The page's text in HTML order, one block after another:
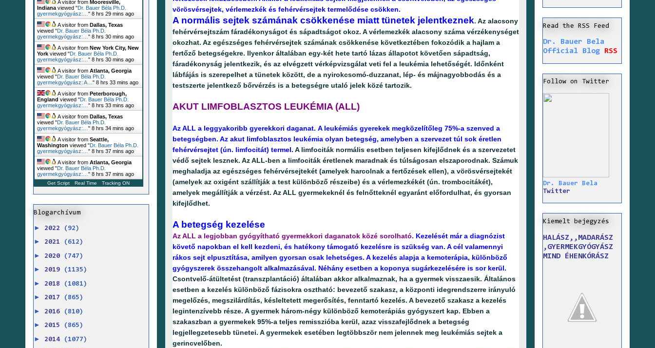
vörösvérsejtek, vérlemezkék és fehérvérsejtek termelődése csökken.
A normális sejtek számának csökkenése miatt tünetek jelentkeznek. Az alacsony
fehérvérsejtszám fáradékonyságot és sápadtságot okoz. A vérlemezkék alacsony száma vérzékenységet
okozhat. Az egészséges fehérvérsejtek számának csökkenése következtében fokozódik a hajlam a
fertőző betegségekre. Ilyenkor általában egy-két hete tartó lázas állapotot követően sápadtság,
fáradékonyság jelentkezik, és az elvégzett vérképvizsgálat veti fel a leukémia lehetőségét. Időnként
lábfájás is szerepelhet a tünetek között, de a nyirokcsomó-duzzanat, lép- és májnagyobbodás és a
testszerte jelentkező bőrvérzés is a betegségre utaló jelek közé tartozik.
AKUT LIMFOBLASZTOS LEUKÉMIA (ALL)
Az ALL a leggyakoribb gyerekkori daganat. A leukémiás gyerekek megközelítőleg 75%-a szenved a
betegségben. Az akut limfoblasztos leukémia olyan betegség, amelyben a szervezet túl sok éretlen
fehérvérsejtet (ún. limfocitát) termel. A limfociták normális esetben teljesen kifejlődnek és a szervezetet
védő sejtek lesznek. Az ALL-ben a limfociták éretlenek maradnak és túlságosan elszaporodnak. Számuk
meghaladja az egészséges fehérvérsejtekét (amelyek harcolnak a fertőzések ellen), a vörösvérsejtekét
(amelyek az oxigént szállítják a test különböző részeibe) és a vérlemezkékét (ún. trombocitákét),
amelyek megállítják a vérzést. Az ALL gyermekeknél és felnőtteknél egyaránt előfordulhat, és gyorsan
kifejlődhet.
A betegség kezelése
Az ALL a legjobban gyógyítható gyermekkori daganatok közé sorolható. Kezelését már a diagnózist
követő napokban el kell kezdeni, és hatékony támogató kezelésre is szükség van. A cél valamennyi
rákos sejt elpusztítása, amilyen gyorsan csak lehetséges. A kezelés alapja a kemoterápia, különböző
gyógyszerek összehangolt alkalmazásával. Néhány esetben a koponya sugárkezelésére is sor kerül.
Csontvelő-átültetést (transzplantáció) általában akkor alkalmaznak, ha a gyermek visszaesik. Általános
esetben a kezelés különböző fázisokra osztható: bevezető szakasz, a központi idegrendszerre irányuló
megelőzés, megszilárdítás, késleltetett megerősítés, fenntartó kezelés. A bevezető szakasz a kezelés
legintenzívebb része. A gyermek három-négy különböző kemoterápiás gyógyszert kap. Ebben a
szakaszban a gyermekek 95%-a teljes remisszióba kerül, azaz visszafejlődnek a betegség
legjellegzetesebb tünetei. A gyermekek esetében legtöbbször nem jelennek meg leukémiás sejtek a
gerincvelőben.
A visitor from Mooresville,
Indiana viewed "Dr. Bauer Béla Ph.D.
gyermekgyógyász:… " 8 hrs 29 mins ago
A visitor from Dallas, Texas
viewed "Dr. Bauer Béla Ph.D.
gyermekgyógyász:… " 8 hrs 30 mins ago
A visitor from New York City, New
York viewed "Dr. Bauer Béla Ph.D.
gyermekgyógyász:… " 8 hrs 31 mins ago
A visitor from Atlanta, Georgia
viewed "Dr. Bauer Béla Ph.D.
gyermekgyógyász: A… " 8 hrs 33 mins ago
A visitor from Peterborough,
England viewed "Dr. Bauer Béla Ph.D.
gyermekgyógyász:… " 8 hrs 33 mins ago
A visitor from Dallas, Texas
viewed "Dr. Bauer Béla Ph.D.
gyermekgyógyász:… " 8 hrs 34 mins ago
A visitor from Seattle,
Washington viewed "Dr. Bauer Béla Ph.D.
gyermekgyógyász:… " 8 hrs 37 mins ago
A visitor from Atlanta, Georgia
viewed "Dr. Bauer Béla Ph.D.
gyermekgyógyász:… " 8 hrs 38 mins ago
Get Script Real Time Tracking ON
Blogarchívum
► 2022 (92)
► 2021 (612)
► 2020 (747)
► 2019 (1135)
► 2018 (1081)
► 2017 (865)
► 2016 (810)
► 2015 (865)
► 2014 (1077)
Read the RSS Feed
Dr. Bauer Bela
Official Blog
RSS
Follow on Twitter
Dr. Bauer Bela
Twitter
Kiemelt bejegyzés
HALÁSZ,,MADARÁSZ
,GYERMEKGYÓGYÁSZ
MIND ÉHENKÓRÁSZ